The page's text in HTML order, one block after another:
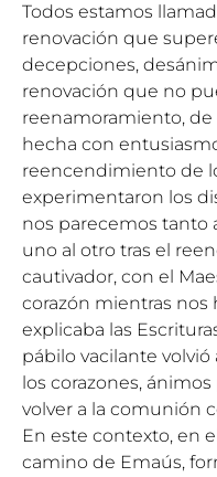
Todos estamos
renovación que
decepciones,
renovación que no
reenamoramiento, de
hecha con
reencendimiento de
experimentaron los
nos parecemos tanto
uno al otro tras el
cautivador, con el
corazón mientras nos
explicaba las
pábilo vacilante volvió
los corazones,
volver a la comunión
En este contexto, en
camino de Emaús,